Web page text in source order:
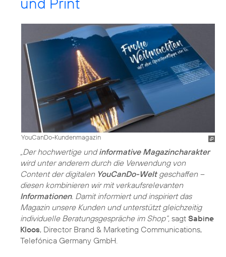
YouCanDo-Kundenmagazin
„Der hochwertige undinformative Magazincharakter
wird unter anderem durch die Verwendung von
Content der digitalen YouCanDo-Weltgeschaffen –
diesen kombinieren wir mit verkaufsrelevanten
Informationen. Damit informiert und inspiriert das
Magazin unsere Kunden und unterstützt gleichzeitig
individuelle Beratungsgespräche im Shop“, sagt Sabine
Kloos, Director Brand & Marketing Communications,
Telefónica Germany GmbH.